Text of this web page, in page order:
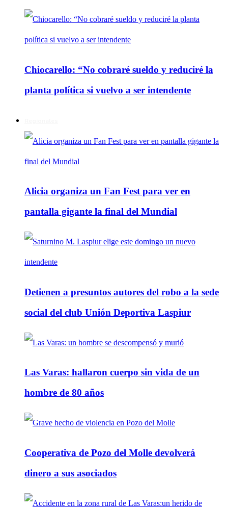
Chiocarello: “No cobraré sueldo y reduciré la
planta política si vuelvo a ser intendente
Alicia organiza un Fan Fest para ver en
pantalla gigante la final del Mundial
Detienen a presuntos autores del robo a la sede
social del club Unión Deportiva Laspiur
Las Varas: hallaron cuerpo sin vida de un
hombre de 80 años
Cooperativa de Pozo del Molle devolverá
dinero a sus asociados